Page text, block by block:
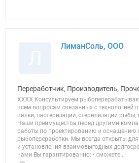
ЛиманСоль, ООО
Переработчик, Производитель,
ХХХХ Консультируем
всем вопросам связанных с технологией
вялки, пастеризации, стерилизации
Наши преимущества перед другими
работы по проектированию и оснащению
рыбопереработки. Мы всегда открыты для
и установления взаимовыгодных
нами Вы гарантированно: • сможете...